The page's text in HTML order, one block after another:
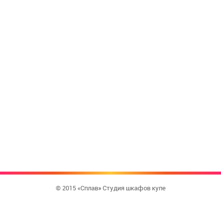
© 2015 «Сплав» Студия шкафов купе